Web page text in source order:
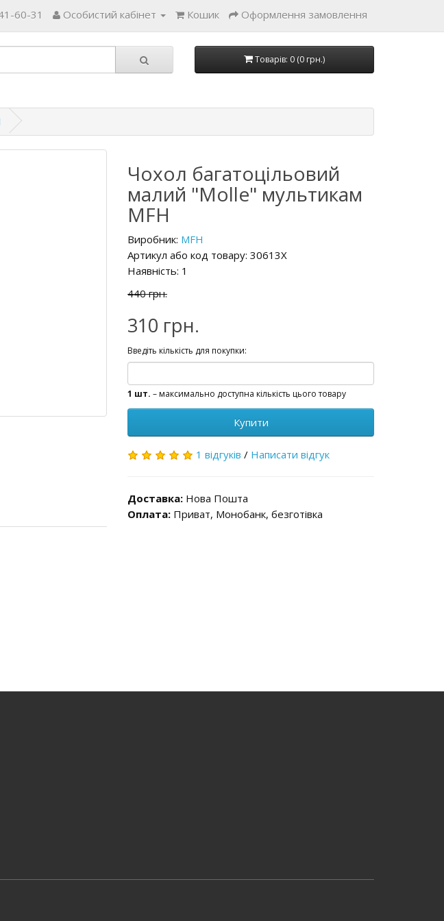
60-31 Особистий кабінет Кошик Оформлення замовлення
Товарів: 0 (0 грн.)
Чохол багатоцільовий
малий "Molle" мультикам
MFH
Виробник: MFH
Артикул або код товару: 30613X
Наявність: 1
440 грн.
310 грн.
Введіть кількість для покупки:
1 шт. – максимально доступна кількість цього товару
Купити
1 відгуків / Написати відгук
Доставка: Нова Пошта
Оплата: Приват, Монобанк, безготівка